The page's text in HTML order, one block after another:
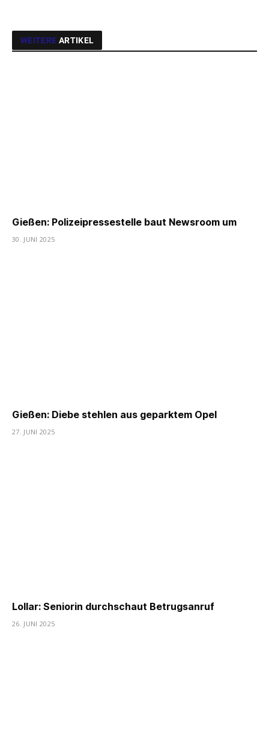
WEITERE ARTIKEL
Gießen: Polizeipressestelle baut Newsroom um
30. JUNI 2025
Gießen: Diebe stehlen aus geparktem Opel
27. JUNI 2025
Lollar: Seniorin durchschaut Betrugsanruf
26. JUNI 2025